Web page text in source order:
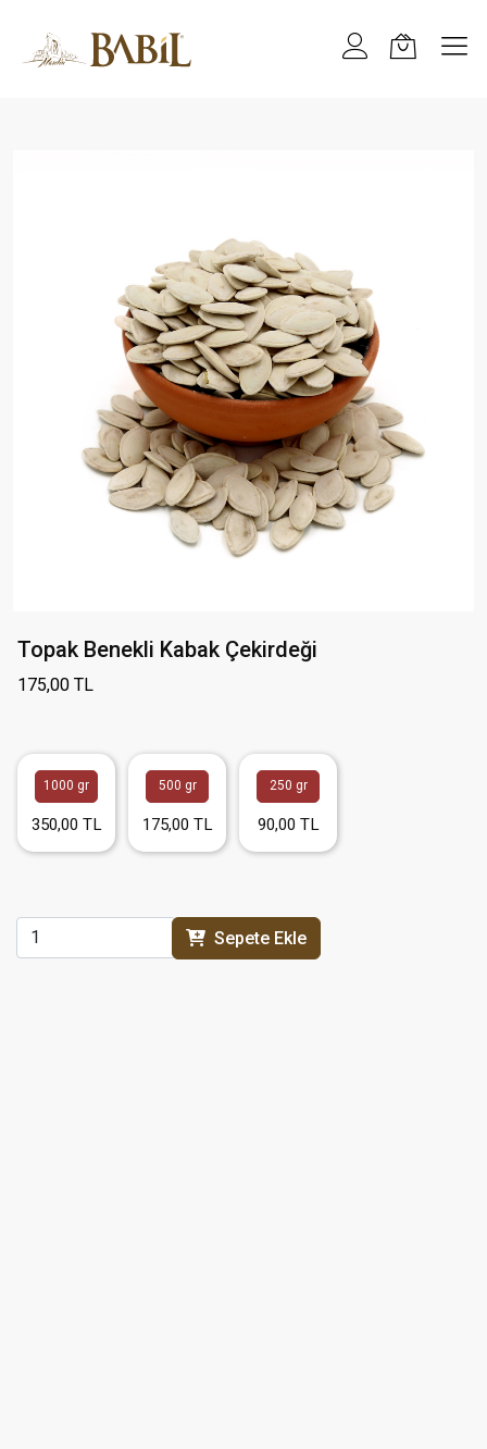
Topak Benekli Kabak Çekirdeği
175,00 TL
Sepete Ekle
1000 gr
350,00 TL
500 gr
175,00 TL
250 gr
90,00 TL